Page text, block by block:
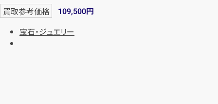
買取参考価格 109,500円
宝石・ジュエリー